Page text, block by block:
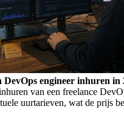
DevOps engineer inhuren in
van een freelance
uurtarieven, wat de prijs